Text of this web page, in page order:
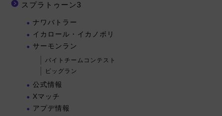
スプラトゥーン3
ナワバトラー
イカロール・イカノボリ
サーモンラン
バイトチームコンテスト
ビッグラン
公式情報
Xマッチ
アプデ情報